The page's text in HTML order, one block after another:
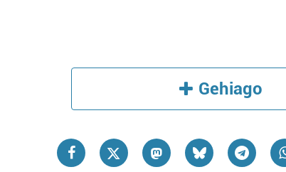
Gehiago